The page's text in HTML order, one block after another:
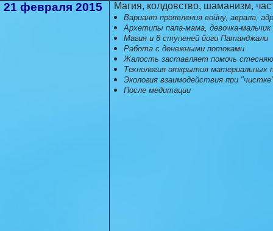
21 февраля 2015 Магия, колдовство, шаманизм,
Вариант проявления войну, аврала,
Архетипы папа-мама, девочка-мальчик
Магия и 8 ступеней йоги Патанджали
Работа с денежными потоками
Жалость заставляет помочь
Технология открытия материальных
Экология взаимодействия при
После медитации